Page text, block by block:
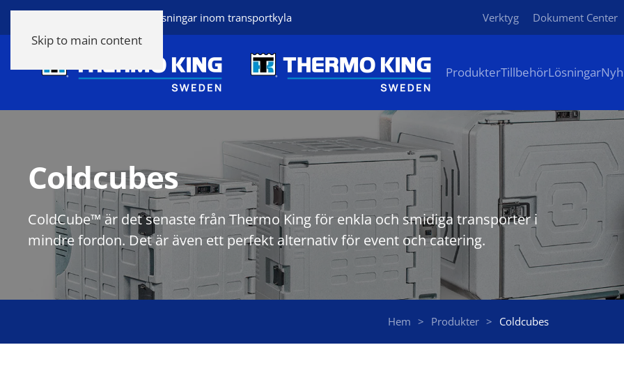
Skip to main content
Thermo King heltäckande lösningar inom transportkyla Verktyg Dokument Center
ProdukterTillbehörLösningar
Coldcubes
ColdCube™ är det senaste från Thermo King för enkla och smidiga transporter i
mindre fordon. Det är även ett perfekt alternativ för event och catering.
Hem Produkter Coldcubes